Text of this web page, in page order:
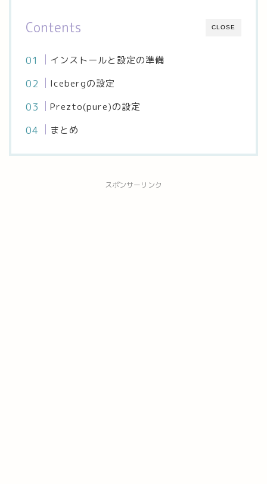
CLOSE
Contents
インストールと設定の準備
Icebergの設定
Prezto(pure)の設定
まとめ
スポンサーリンク